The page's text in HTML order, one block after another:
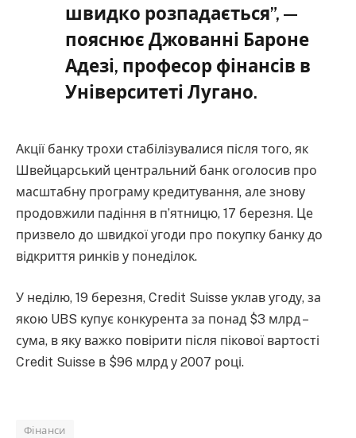
швидко розпадається”, —
пояснює Джованні Бароне
Адезі, професор фінансів в
Університеті Лугано.
Акції банку трохи стабілізувалися після того, як
Швейцарський центральний банк оголосив про
масштабну програму кредитування, але знову
продовжили падіння в п’ятницю, 17 березня. Це
призвело до швидкої угоди про покупку банку до
відкриття ринків у понеділок.
У неділю, 19 березня, Credit Suisse уклав угоду, за
якою UBS купує конкурента за понад $3 млрд –
сума, в яку важко повірити після пікової вартості
Credit Suisse в $96 млрд у 2007 році.
Фінанси